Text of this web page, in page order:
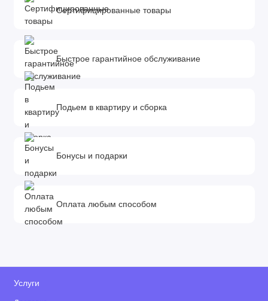
Сертифицированные товары
Быстрое гарантийное обслуживание
Подьем в квартиру и сборка
Бонусы и подарки
Оплата любым способом
Услуги